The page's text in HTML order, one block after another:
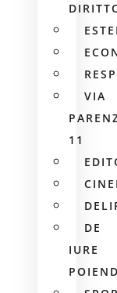
VIA
11
DE
IURE